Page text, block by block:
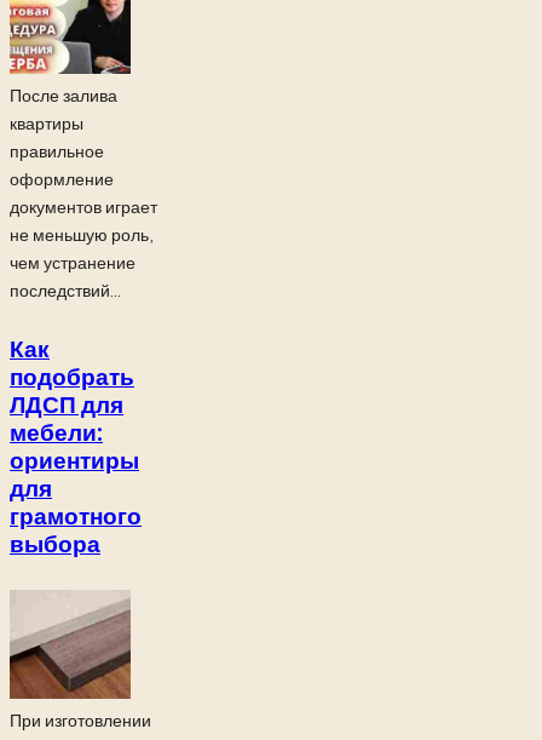
После залива
квартиры
правильное
оформление
документов играет
не меньшую роль,
чем устранение
последствий...
Как
подобрать
ЛДСП для
мебели:
ориентиры
для
грамотного
выбора
При изготовлении